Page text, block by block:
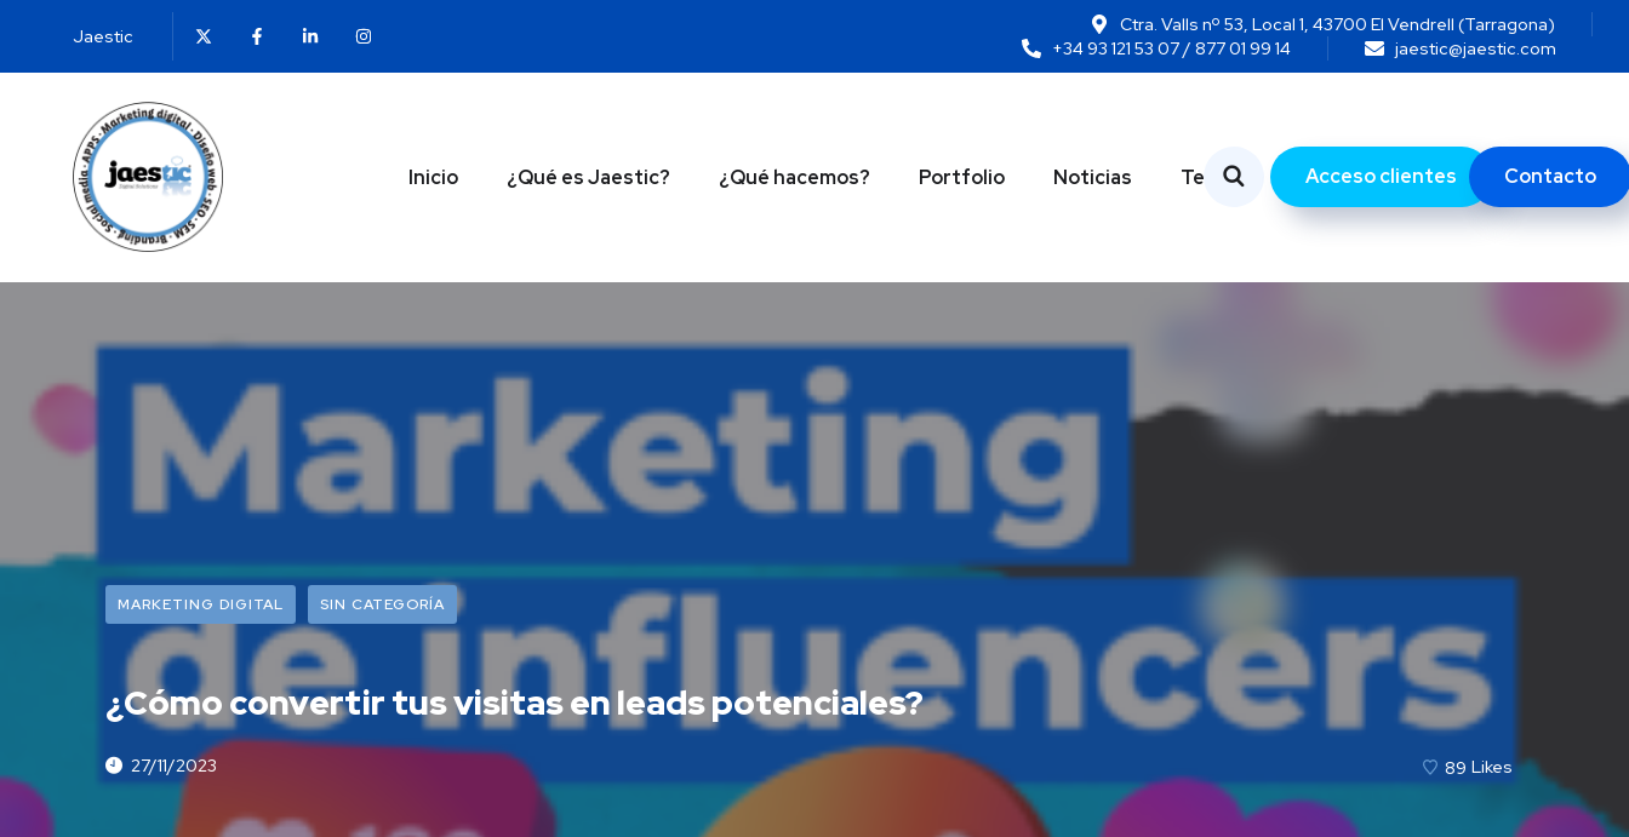
Jaestic
Ctra. Valls nº 53, Local 1, 43700 El Vendrell (Tarragona)
+34 93 121 53 07 / 877 01 99 14
jaestic@jaestic.com
Inicio ¿Qué es Jaestic? ¿Qué hacemos? Portfolio Noticias Temas Acceso clientes Contacto
MARKETING DIGITAL SIN CATEGORÍA
¿Cómo convertir tus visitas en leads potenciales?
27/11/2023 89 Likes